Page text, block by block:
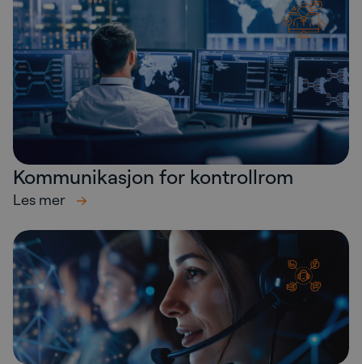
Kommunikasjon for kontrollrom
Les mer